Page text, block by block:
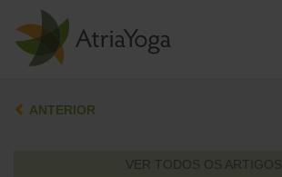
ANTERIOR
VER TODOS OS ARTIGOS